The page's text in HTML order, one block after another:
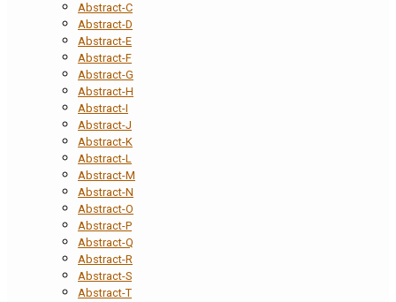
Abstract-C
Abstract-D
Abstract-E
Abstract-F
Abstract-G
Abstract-H
Abstract-I
Abstract-J
Abstract-K
Abstract-L
Abstract-M
Abstract-N
Abstract-O
Abstract-P
Abstract-Q
Abstract-R
Abstract-S
Abstract-T